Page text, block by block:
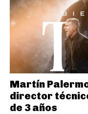
Martín
director
de 3 años